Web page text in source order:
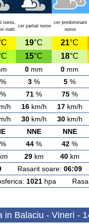
noros,
inalti
cer partial noros
cer predominant
noros
19°C 21°C
15°C 18°C
0 mm 0 mm
% 3 % 5 %
% 71 % 75 %
h 16km/h 17km/h
h 30km/h 30km/h
NNE NNE
% 44 % 42 %
29km 40km
Rasarit soare: 06:09
1021hpa
in Balaciu - Vineri -